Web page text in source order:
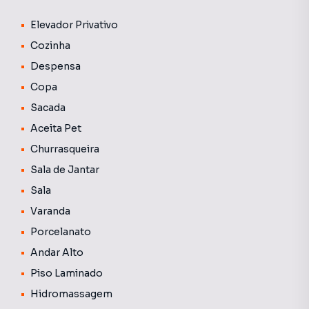
XII, reafirmando a importância do entorno."
Previsão de entrega em NOVEMBRO/2026.
Elevador Privativo
Cozinha
Despensa
Copa
Sacada
Aceita Pet
Churrasqueira
Sala de Jantar
Sala
Varanda
Porcelanato
Andar Alto
Piso Laminado
Hidromassagem